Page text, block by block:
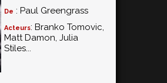
De : Paul Greengrass
Acteurs: Branko Tomovic,
Matt Damon, Julia
Stiles...